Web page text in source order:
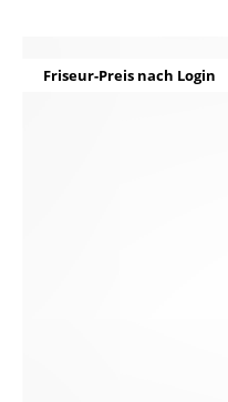
Friseur-Preis nach Login